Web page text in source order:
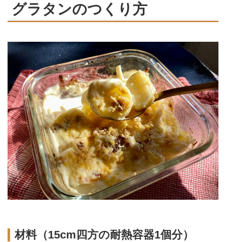
グラタンのつくり方
材料（15cm四方の耐熱容器1個分）